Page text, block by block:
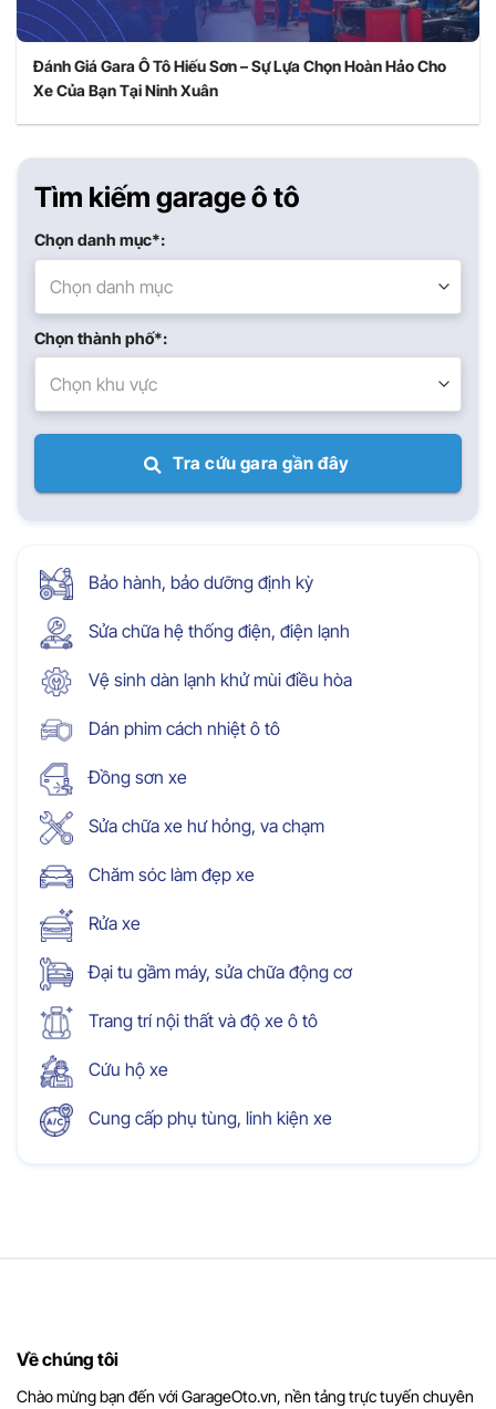
Đánh Giá Gara Ô Tô Hiếu Sơn – Sự Lựa Chọn Hoàn Hảo Cho
Xe Của Bạn Tại Ninh Xuân
Tìm kiếm garage ô tô
Chọn danh mục*:
Chọn danh mục
Chọn thành phố*:
Chọn khu vực
Tra cứu gara gần đây
Bảo hành, bảo dưỡng định kỳ
Sửa chữa hệ thống điện, điện lạnh
Vệ sinh dàn lạnh khử mùi điều hòa
Dán phim cách nhiệt ô tô
Đồng sơn xe
Sửa chữa xe hư hỏng, va chạm
Chăm sóc làm đẹp xe
Rửa xe
Đại tu gầm máy, sửa chữa động cơ
Trang trí nội thất và độ xe ô tô
Cứu hộ xe
Cung cấp phụ tùng, linh kiện xe
Về chúng tôi
Chào mừng bạn đến với GarageOto.vn, nền tảng trực tuyến chuyên